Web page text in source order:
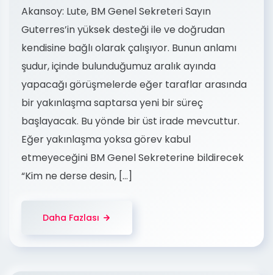
Akansoy: Lute, BM Genel Sekreteri Sayın
Guterres’in yüksek desteği ile ve doğrudan
kendisine bağlı olarak çalışıyor. Bunun anlamı
şudur, içinde bulunduğumuz aralık ayında
yapacağı görüşmelerde eğer taraflar arasında
bir yakınlaşma saptarsa yeni bir süreç
başlayacak. Bu yönde bir üst irade mevcuttur.
Eğer yakınlaşma yoksa görev kabul
etmeyeceğini BM Genel Sekreterine bildirecek
“Kim ne derse desin, […]
Daha Fazlası